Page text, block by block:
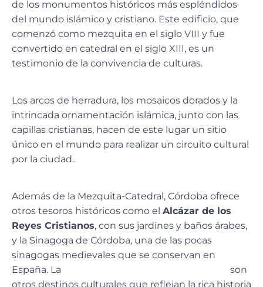
de los monumentos históricos más espléndidos
del mundo islámico y cristiano. Este edificio, que
comenzó como mezquita en el siglo VIII y fue
convertido en catedral en el siglo XIII, es un
testimonio de la convivencia de culturas.
Los arcos de herradura, los mosaicos dorados y la
intrincada ornamentación islámica, junto con las
capillas cristianas, hacen de este lugar un sitio
único en el mundo para realizar un circuito cultural
por la ciudad..
Además de la Mezquita-Catedral, Córdoba ofrece
otros tesoros históricos como el Alcázar de los
Reyes Cristianos, con sus jardines y baños árabes,
y la Sinagoga de Córdoba, una de las pocas
sinagogas medievales que se conservan en
España. La
son
otros destinos culturales que reflejan la rica historia